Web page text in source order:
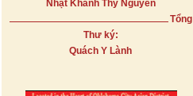
Nhật Khánh Thy Nguyễn
Tổng
Thư ký:
Quách Y Lành